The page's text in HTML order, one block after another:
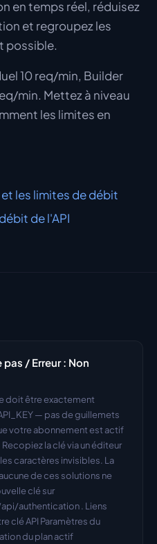
en temps réel, réduisez
et regroupez les
possible.
10 req/min, Builder
min. Mettez à niveau
les limites en
les limites de débit
de l'API
/ Erreur : Non
doit être exactement
— pas de guillemets
votre abonnement est actif
la clé via un éditeur
caractères invisibles. La
de ces solutions ne
clé sur
authentication . Liens
clé API Paramètres du
du plan actif